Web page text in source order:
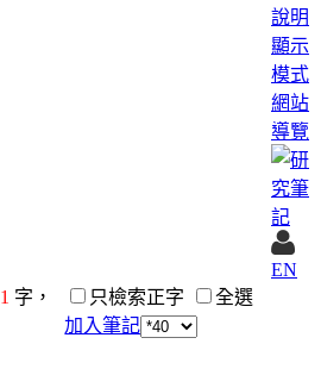
說明
顯示
模式
網站
導覽
EN
1 字，
只檢索正字
全選
加入筆記